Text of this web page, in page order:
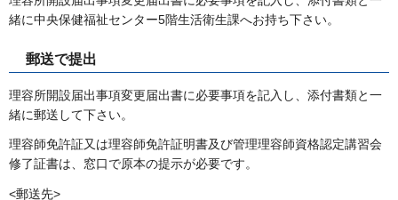
緒に中央保健福祉センター5階生活衛生課へお持ち下さい。
郵送で提出
理容所開設届出事項変更届出書に必要事項を記入し、添付書類と一
緒に郵送して下さい。
理容師免許証又は理容師免許証明書及び管理理容師資格認定講習会
修了証書は、窓口で原本の提示が必要です。
<郵送先>